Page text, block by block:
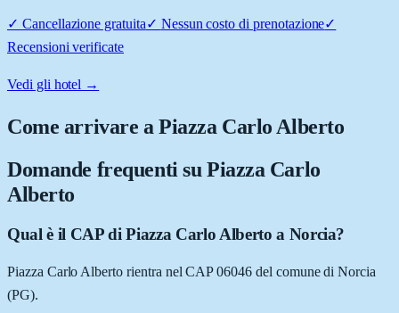
✓ Cancellazione gratuita✓ Nessun costo di prenotazione✓
Recensioni verificate
Vedi gli hotel →
Come arrivare aPiazza Carlo Alberto
Domande frequenti su Piazza Carlo
Alberto
Qual è il CAP di Piazza Carlo Alberto a Norcia?
Piazza Carlo Alberto rientra nel CAP 06046 del comune di Norcia
(PG).